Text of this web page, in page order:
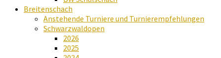
Breitenschach
Anstehende Turniere und Turnierempfehlungen
Schwarzwaldopen
2026
2025